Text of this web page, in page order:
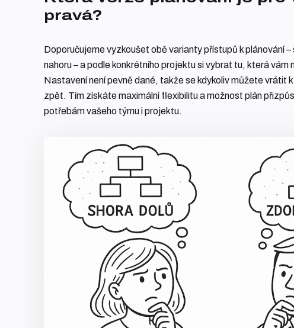
pravá?
Doporučujeme vyzkoušet obě varianty přístupů k plánování –
nahoru – a podle konkrétního projektu si vybrat tu, která vám
Nastavení není pevně dané, takže se kdykoliv můžete vrátit
zpět. Tím získáte maximální flexibilitu a možnost plán
potřebám vašeho týmu i projektu.